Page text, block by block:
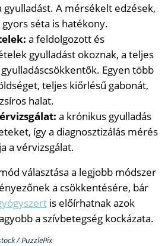
gyulladást. A mérsékelt edzések,
séta is hatékony.
a feldolgozott és
gyulladást okoznak, a teljes
Egyen több
teljes kiőrlésű gabonát,
halat.
a krónikus gyulladás
így a diagnosztizálás mérés
a vérvizsgálat.
választása a legjobb módszer
a csökkentésére, bár
is előírhatnak azok
a szívbetegség kockázata.
/ PuzzlePix